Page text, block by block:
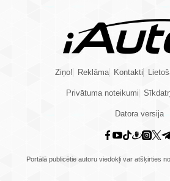
Ziņo! Reklāma Kontakti
Privātuma noteikumi
Datora versija
Portālā publicētie autoru viedokļi var atšķirties